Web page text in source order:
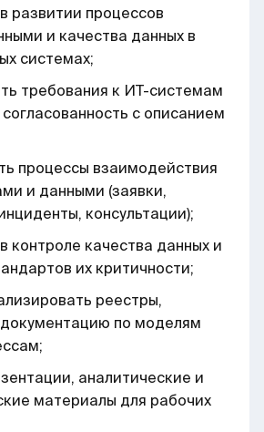
развитии процессов
и качества данных в
системах;
требования к ИТ-системам
с описанием
процессы взаимодействия
и данными (заявки,
консультации);
контроле качества данных и
их критичности;
реестры,
по моделям
аналитические и
материалы для рабочих